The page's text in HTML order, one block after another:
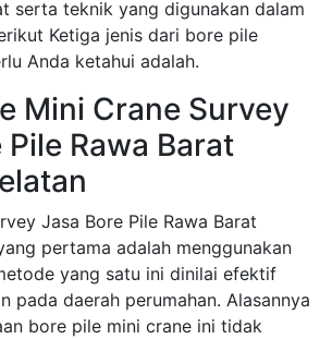
serta teknik yang digunakan dalam
Ketiga jenis dari bore pile
Anda ketahui adalah.
Mini Crane Survey
Pile Rawa Barat
Jasa Bore Pile Rawa Barat
pertama adalah menggunakan
yang satu ini dinilai efektif
pada daerah perumahan. Alasannya
bore pile mini crane ini tidak